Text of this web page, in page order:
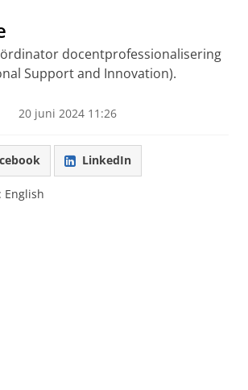
docentprofessionalisering
Support and Innovation).
20 juni 2024 11:26
LinkedIn
English